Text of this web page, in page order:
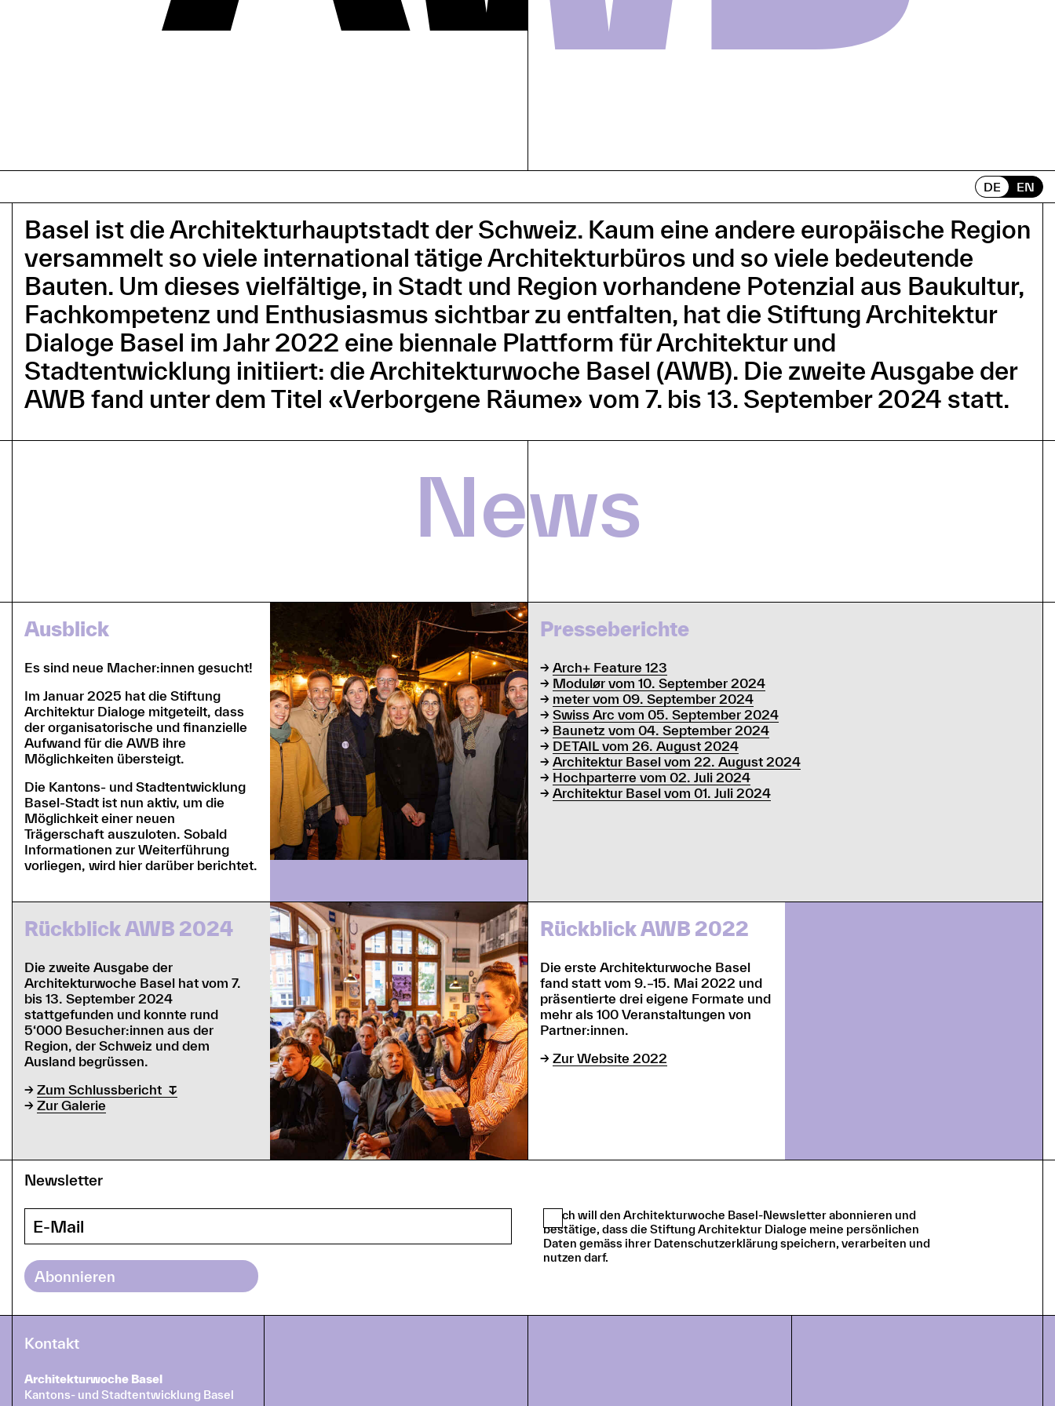
DE EN
Basel ist die Architekturhauptstadt der Schweiz. Kaum eine andere europäische Region
versammelt so viele international tätige Architekturbüros und so viele bedeutende
Bauten. Um dieses vielfältige, in Stadt und Region vorhandene Potenzial aus Baukultur,
Fachkompetenz und Enthusiasmus sichtbar zu entfalten, hat die Stiftung Architektur
Dialoge Basel im Jahr 2022 eine biennale Plattform für Architektur und
Stadtentwicklung initiiert: die Architekturwoche Basel (AWB). Die zweite Ausgabe der
AWB fand unter dem Titel «Verborgene Räume» vom 7. bis 13. September 2024 statt.
News
Ausblick
Es sind neue Macher:innen gesucht!
Im Januar 2025 hat die Stiftung
Architektur Dialoge mitgeteilt, dass
der organisatorische und finanzielle
Aufwand für die AWB ihre
Möglichkeiten übersteigt.
Die Kantons- und Stadtentwicklung
Basel-Stadt ist nun aktiv, um die
Möglichkeit einer neuen
Trägerschaft auszuloten. Sobald
Informationen zur Weiterführung
vorliegen, wird hier darüber berichtet.
Presseberichte
→ Arch+ Feature 123
→ Modulør vom 10. September 2024
→ meter vom 09. September 2024
→ Swiss Arc vom 05. September 2024
→ Baunetz vom 04. September 2024
→ DETAIL vom 26. August 2024
→ Architektur Basel vom 22. August 2024
→ Hochparterre vom 02. Juli 2024
→ Architektur Basel vom 01. Juli 2024
Rückblick AWB 2024
Die zweite Ausgabe der
Architekturwoche Basel hat vom 7.
bis 13. September 2024
stattgefunden und konnte rund
5‘000 Besucher:innen aus der
Region, der Schweiz und dem
Ausland begrüssen.
→ Zum Schlussbericht
→ Zur Galerie
Rückblick AWB 2022
Die erste Architekturwoche Basel
fand statt vom 9.–15. Mai 2022 und
präsentierte drei eigene Formate und
mehr als 100 Veranstaltungen von
Partner:innen.
→ Zur Website 2022
Newsletter
Ja, ich will den Architekturwoche Basel-Newsletter abonnieren und
bestätige, dass die Stiftung Architektur Dialoge meine persönlichen
Daten gemäss ihrer Datenschutzerklärung speichern, verarbeiten und
nutzen darf.
Kontakt
Architekturwoche Basel
Kantons- und Stadtentwicklung Basel